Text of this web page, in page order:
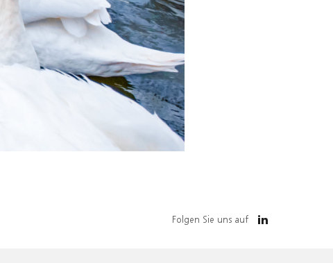
Folgen Sie uns auf